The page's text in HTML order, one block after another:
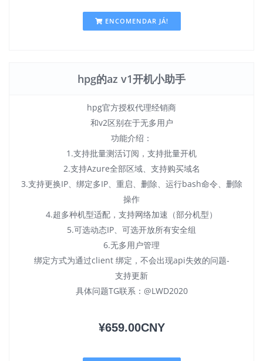
ENCOMENDAR JÁ!
hpg的az v1开机小助手
hpg官方授权代理经销商
和v2区别在于无多用户
功能介绍：
1.支持批量测活订阅，支持批量开机
2.支持Azure全部区域、支持购买域名
3.支持更换IP、绑定多IP、重启、删除、运行bash命令、删除
操作
4.超多种机型适配，支持网络加速（部分机型）
5.可选动态IP、可选开放所有安全组
6.无多用户管理
绑定方式为通过client 绑定，不会出现api失效的问题-
支持更新
具体问题TG联系：@LWD2020
¥659.00CNY